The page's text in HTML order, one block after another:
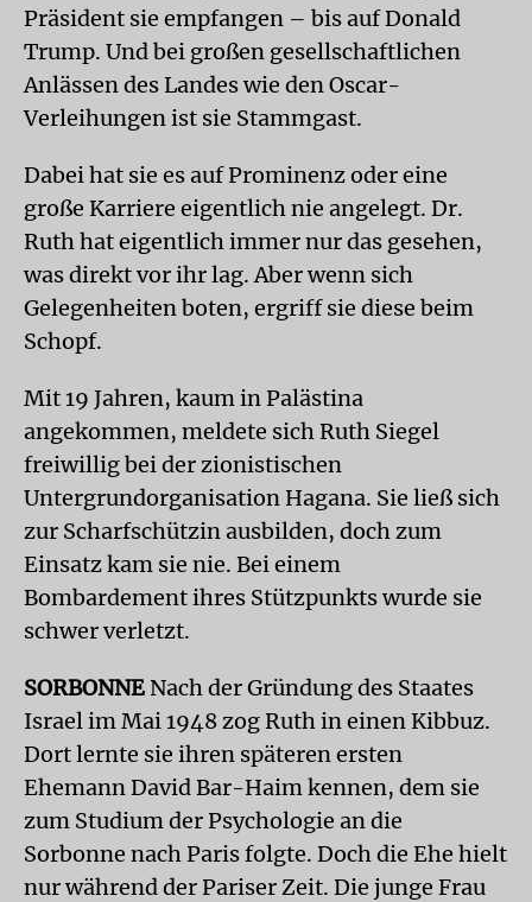
Präsident sie empfangen – bis auf Donald
Trump. Und bei großen gesellschaftlichen
Anlässen des Landes wie den Oscar-
Verleihungen ist sie Stammgast.
Dabei hat sie es auf Prominenz oder eine
große Karriere eigentlich nie angelegt. Dr.
Ruth hat eigentlich immer nur das gesehen,
was direkt vor ihr lag. Aber wenn sich
Gelegenheiten boten, ergriff sie diese beim
Schopf.
Mit 19 Jahren, kaum in Palästina
angekommen, meldete sich Ruth Siegel
freiwillig bei der zionistischen
Untergrundorganisation Hagana. Sie ließ sich
zur Scharfschützin ausbilden, doch zum
Einsatz kam sie nie. Bei einem
Bombardement ihres Stützpunkts wurde sie
schwer verletzt.
SORBONNE Nach der Gründung des Staates
Israel im Mai 1948 zog Ruth in einen Kibbuz.
Dort lernte sie ihren späteren ersten
Ehemann David Bar-Haim kennen, dem sie
zum Studium der Psychologie an die
Sorbonne nach Paris folgte. Doch die Ehe hielt
nur während der Pariser Zeit. Die junge Frau